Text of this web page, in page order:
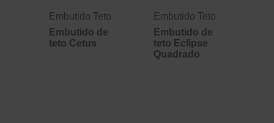
Embutido Teto
Embutido de
teto Cetus
Embutido Teto
Embutido de
teto Eclipse
Quadrado